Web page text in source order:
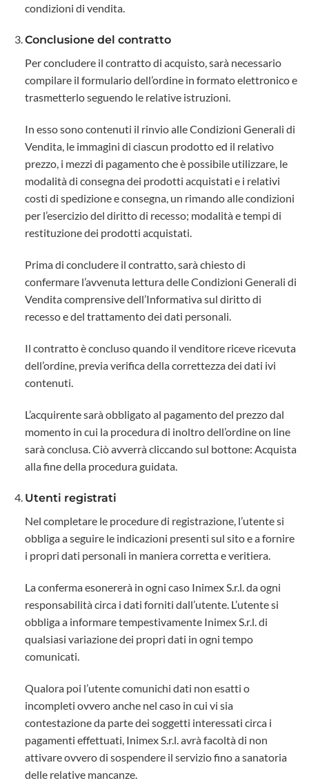
condizioni di vendita.
Conclusione del contratto
Per concludere il contratto di acquisto, sarà necessario
compilare il formulario dell’ordine in formato elettronico e
trasmetterlo seguendo le relative istruzioni.
In esso sono contenuti il rinvio alle Condizioni Generali di
Vendita, le immagini di ciascun prodotto ed il relativo
prezzo, i mezzi di pagamento che è possibile utilizzare, le
modalità di consegna dei prodotti acquistati e i relativi
costi di spedizione e consegna, un rimando alle condizioni
per l’esercizio del diritto di recesso; modalità e tempi di
restituzione dei prodotti acquistati.
Prima di concludere il contratto, sarà chiesto di
confermare l’avvenuta lettura delle Condizioni Generali di
Vendita comprensive dell’Informativa sul diritto di
recesso e del trattamento dei dati personali.
Il contratto è concluso quando il venditore riceve ricevuta
dell’ordine, previa verifica della correttezza dei dati ivi
contenuti.
L’acquirente sarà obbligato al pagamento del prezzo dal
momento in cui la procedura di inoltro dell’ordine on line
sarà conclusa. Ciò avverrà cliccando sul bottone: Acquista
alla fine della procedura guidata.
Utenti registrati
Nel completare le procedure di registrazione, l’utente si
obbliga a seguire le indicazioni presenti sul sito e a fornire
i propri dati personali in maniera corretta e veritiera.
La conferma esonererà in ogni caso Inimex S.r.l. da ogni
responsabilità circa i dati forniti dall’utente. L’utente si
obbliga a informare tempestivamente Inimex S.r.l. di
qualsiasi variazione dei propri dati in ogni tempo
comunicati.
Qualora poi l’utente comunichi dati non esatti o
incompleti ovvero anche nel caso in cui vi sia
contestazione da parte dei soggetti interessati circa i
pagamenti effettuati, Inimex S.r.l. avrà facoltà di non
attivare ovvero di sospendere il servizio fino a sanatoria
delle relative mancanze.